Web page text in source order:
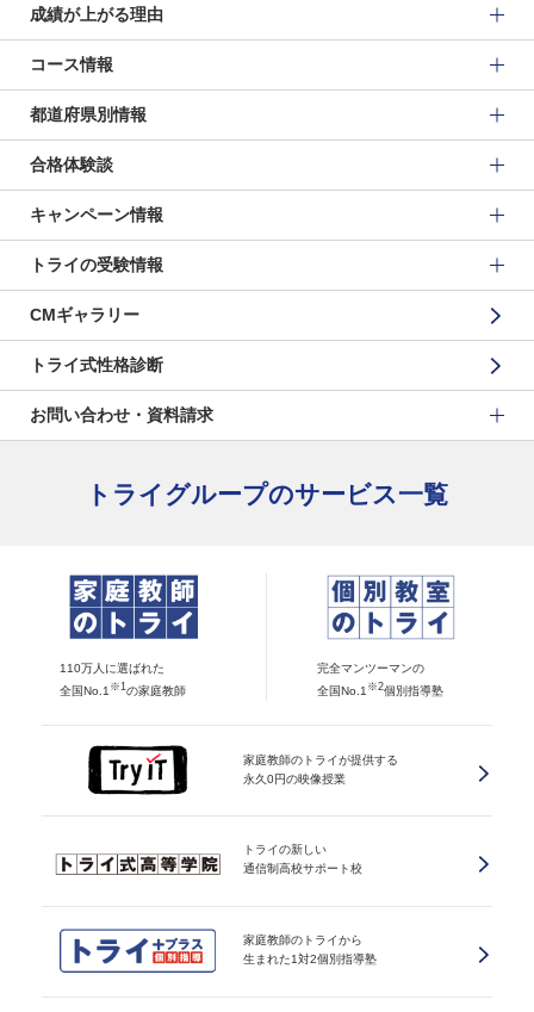
成績が上がる理由
コース情報
都道府県別情報
合格体験談
キャンペーン情報
トライの受験情報
CMギャラリー
トライ式性格診断
お問い合わせ・資料請求
トライグループのサービス一覧
110万人に選ばれた
全国No.1 ※1 の家庭教師
完全マンツーマンの
全国No.1 ※2個別指導塾
家庭教師のトライが提供する
永久0円の映像授業
トライの新しい
通信制高校サポート校
家庭教師のトライから
生まれた1対2個別指導塾